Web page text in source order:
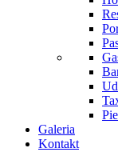
Galeria
Kontakt